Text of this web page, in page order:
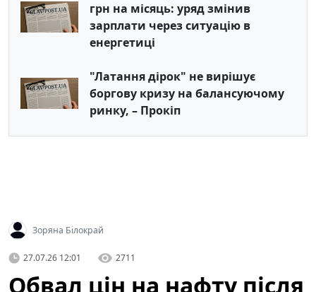
грн на місяць: уряд змінив
зарплати через ситуацію в
енергетиці
"Латання дірок" не вирішує
боргову кризу на балансуючому
ринку, – Прокіп
Зоряна Білокрай
27.07.26 12:01 2711
Обвал цін на нафту після